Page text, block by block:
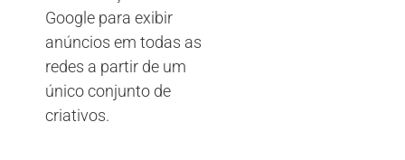
Google para exibir
anúncios em todas as
redes a partir de um
único conjunto de
criativos.